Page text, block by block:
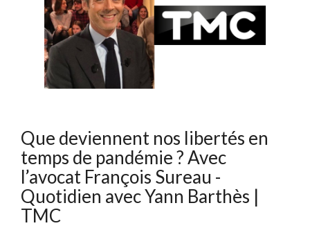
Que deviennent nos libertés en
temps de pandémie ? Avec
l’avocat François Sureau -
Quotidien avec Yann Barthès |
TMC